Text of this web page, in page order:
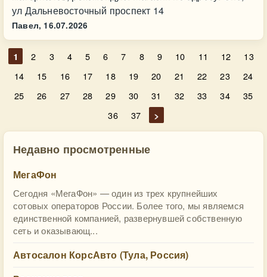
ул Дальневосточный проспект 14
Павел, 16.07.2026
1 2 3 4 5 6 7 8 9 10 11 12
13
14
15 16 17 18 19 20 21 22 23
24
25
26 27 28 29 30 31 32 33 34
35
36
37 >
Недавно просмотренные
МегаФон
Сегодня «МегаФон» — один из трех крупнейших
сотовых операторов России. Более того, мы являемся
единственной компанией, развернувшей собственную
сеть и оказывающ...
Автосалон КорсАвто (Тула, Россия)